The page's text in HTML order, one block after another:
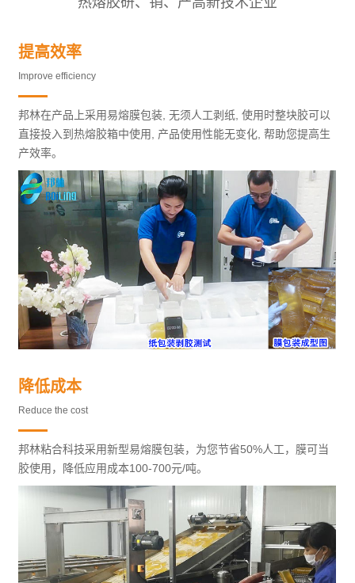
提高效率
Improve efficiency
邦林在产品上采用易熔膜包装, 无须人工剥纸, 使用时整块胶可以
直接投入到热熔胶箱中使用, 产品使用性能无变化, 帮助您提高生
产效率。
降低成本
Reduce the cost
邦林粘合科技采用新型易熔膜包装，为您节省50%人工，膜可当
胶使用，降低应用成本100-700元/吨。